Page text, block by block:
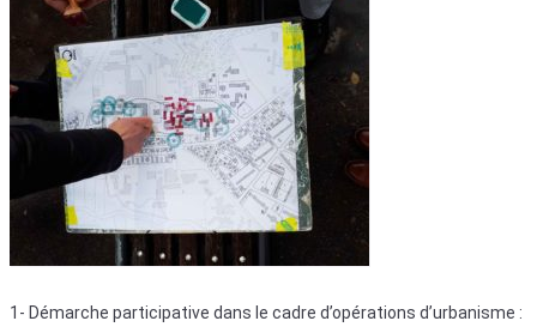
1- Démarche participative dans le cadre d’opérations d’urbanisme :